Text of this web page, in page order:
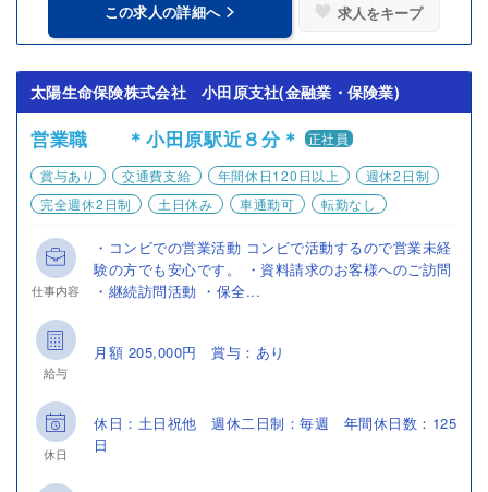
この求人の詳細へ 求人をキープ
太陽生命保険株式会社 小田原支社(金融業・保険業)
営業職 ＊小田原駅近８分＊
正社員
賞与あり
交通費支給 年間休日120日以上
週休2日制
完全週休2日制
土日休み 車通勤可 転勤なし
仕事内容
・コンビでの営業活動 コンビで活動するので営業未経
験の方でも安心です。 ・資料請求のお客様へのご訪問
・継続訪問活動 ・保全...
給与
月額 205,000円 賞与：あり
休日
休日：土日祝他 週休二日制：毎週 年間休日数：125
日